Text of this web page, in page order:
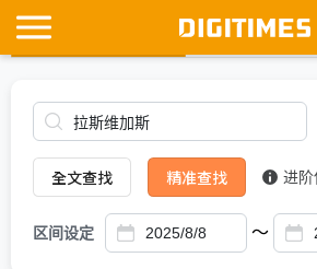
Ask
全文查找 精准查找 进阶
区间设定 ～